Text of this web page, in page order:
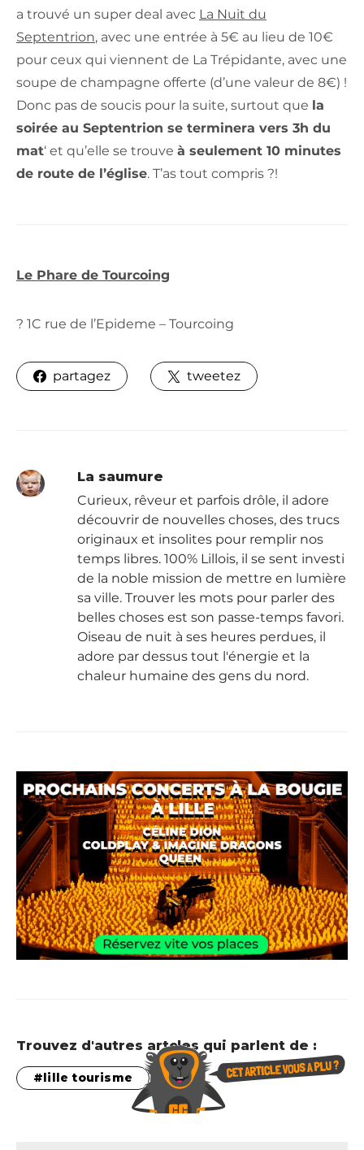
a trouvé un super deal avec La Nuit du
Septentrion, avec une entrée à 5€ au lieu de 10€
pour ceux qui viennent de La Trépidante, avec une
soupe de champagne offerte (d’une valeur de 8€) !
Donc pas de soucis pour la suite, surtout que la
soirée au Septentrion se terminera vers 3h du
mat‘ et qu’elle se trouve à seulement 10 minutes
de route de l’église. T’as tout compris ?!
Le Phare de Tourcoing
? 1C rue de l’Epideme – Tourcoing
partagez tweetez
La saumure
Curieux, rêveur et parfois drôle, il adore
découvrir de nouvelles choses, des trucs
originaux et insolites pour remplir nos
temps libres. 100% Lillois, il se sent investi
de la noble mission de mettre en lumière
sa ville. Trouver les mots pour parler des
belles choses est son passe-temps favori.
Oiseau de nuit à ses heures perdues, il
adore par dessus tout l'énergie et la
chaleur humaine des gens du nord.
Trouvez d'autres artcles qui parlent de :
lille tourisme